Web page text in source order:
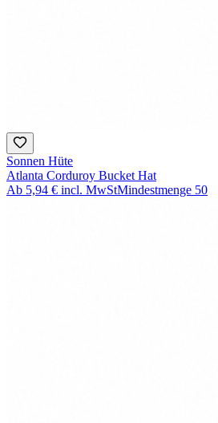
Sonnen Hüte
Atlanta Corduroy Bucket Hat
Ab 5,94 € incl. MwStMindestmenge 50